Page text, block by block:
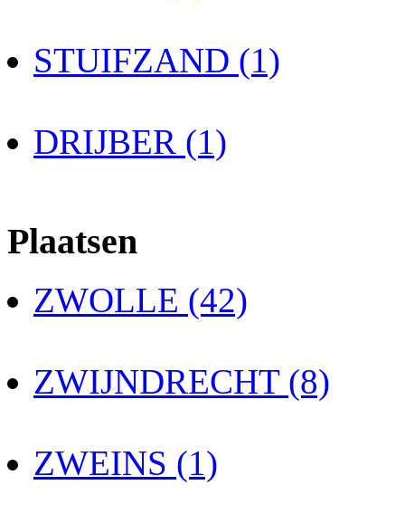
STUIFZAND (1)
DRIJBER (1)
Plaatsen
ZWOLLE (42)
ZWIJNDRECHT (8)
ZWEINS (1)